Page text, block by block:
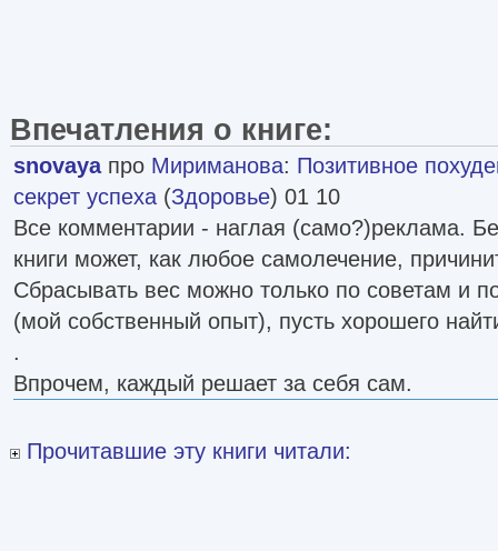
Впечатления о книге:
snovayaпро Мириманова: Позитивное
секрет успеха (Здоровье) 01 10
Все комментарии - наглая (само?)реклама.
книги может, как любое самолечение,
Сбрасывать вес можно только по советам и
(мой собственный опыт), пусть хорошего
.
Впрочем, каждый решает за себя сам.
Прочитавшие эту книги читали: